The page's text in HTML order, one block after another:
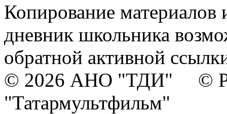
Копирование материалов
дневник школьника
обратной активной
© 2026 АНО "ТДИ" ©
"Татармультфильм"